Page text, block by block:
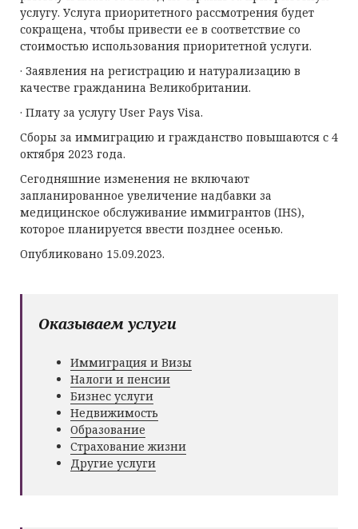
услугу. Услуга приоритетного рассмотрения будет
сокращена, чтобы привести ее в соответствие со
стоимостью использования приоритетной услуги.
· Заявления на регистрацию и натурализацию в
качестве гражданина Великобритании.
· Плату за услугу User Pays Visa.
Сборы за иммиграцию и гражданство повышаются с 4
октября 2023 года.
Сегодняшние изменения не включают
запланированное увеличение надбавки за
медицинское обслуживание иммигрантов (IHS),
которое планируется ввести позднее осенью.
Опубликовано 15.09.2023.
Оказываем услуги
Иммиграция и Визы
Налоги и пенсии
Бизнес услуги
Недвижимость
Образование
Страхование жизни
Другие услуги